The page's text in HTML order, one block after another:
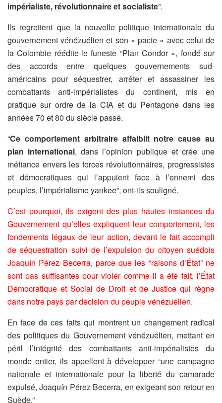
impérialiste, révolutionnaire et socialiste”.
Ils regrettent que la nouvelle politique internationale du
gouvernement vénézuélien et son « pacte » avec celui de
la Colombie réédite-le funeste “Plan Condor », fondé sur
des accords entre quelques gouvernements sud-
américains pour séquestrer, arrêter et assassiner les
combattants anti-impérialistes du continent, mis en
pratique sur ordre de la CIA et du Pentagone dans les
années 70 et 80 du siècle passé.
“Ce comportement arbitraire affaiblit notre cause au
plan international, dans l’opinion publique et crée une
méfiance envers les forces révolutionnaires, progressistes
et démocratiques qui l’appuient face à l’ennemi des
peuples, l’impérialisme yankee”, ont-ils souligné.
C’est pourquoi, ils exigent des plus hautes instances du
Gouvernement qu’elles expliquent leur comportement, les
fondements légaux de leur action, devant le fait accompli
de séquestration suivi de l’expulsion du citoyen suédois
Joaquín Pérez Becerra, parce que les “raisons d’État” ne
sont pas suffisantes pour violer comme il a été fait, l’État
Démocratique et Social de Droit et de Justice qui règne
dans notre pays par décision du peuple vénézuélien.
En face de ces faits qui montrent un changement radical
des politiques du Gouvernement vénézuélien, mettant en
péril l’intégrité des combattants anti-impérialistes du
monde entier, ils appellent à développer “une campagne
nationale et internationale pour la liberté du camarade
expulsé, Joaquín Pérez Becerra, en exigeant son retour en
Suède.”